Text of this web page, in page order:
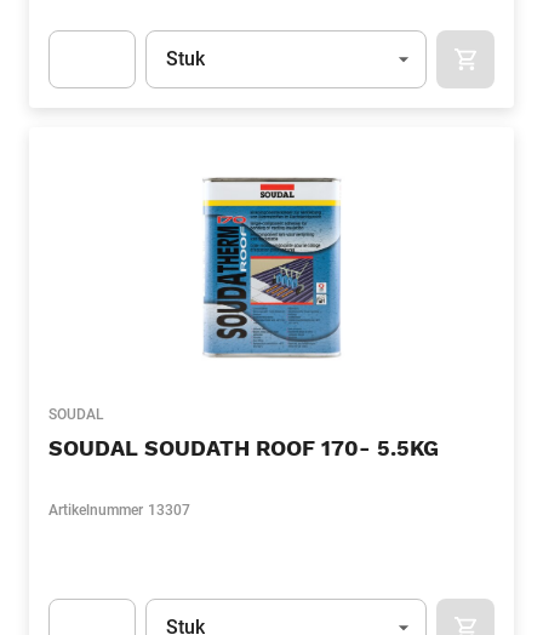
Eenheid
Stuk
SOUDAL
SOUDAL SOUDATH ROOF 170- 5.5KG
Artikelnummer 13307
Eenheid
Stuk